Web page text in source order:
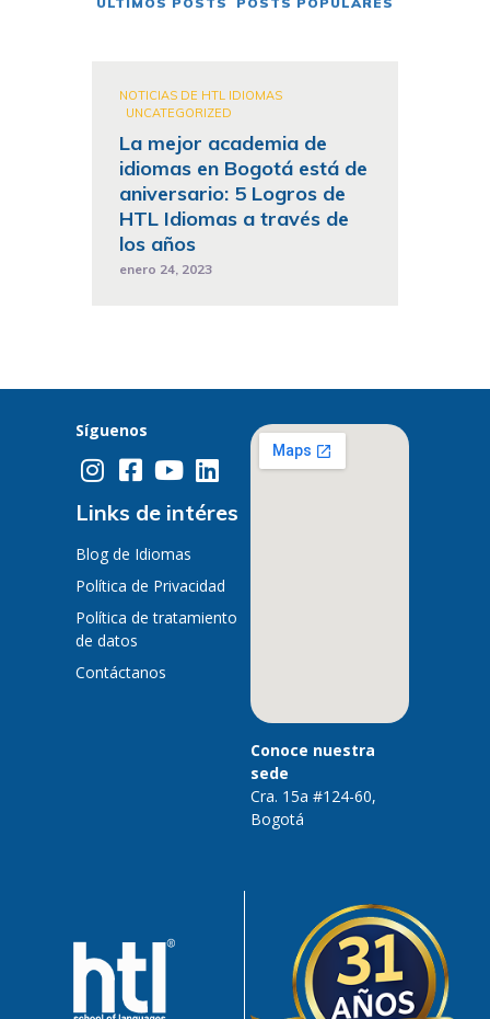
NOTICIAS DE HTL IDIOMAS
UNCATEGORIZED
La mejor academia de
idiomas en Bogotá está de
aniversario: 5 Logros de
HTL Idiomas a través de
los años
enero 24, 2023
Síguenos
Links de intéres
Blog de Idiomas
Política de Privacidad
Política de tratamiento
de datos
Contáctanos
Conoce nuestra
sede
Cra. 15a #124-60,
Bogotá